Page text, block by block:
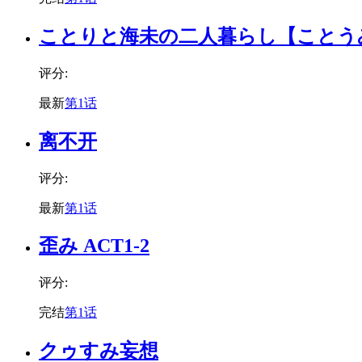
ことりと海未の二人暮らし【ことう
评分:
最新第1话
离不开
评分:
最新第1话
歪み ACT1-2
评分:
完结第1话
クゥすみ妄想